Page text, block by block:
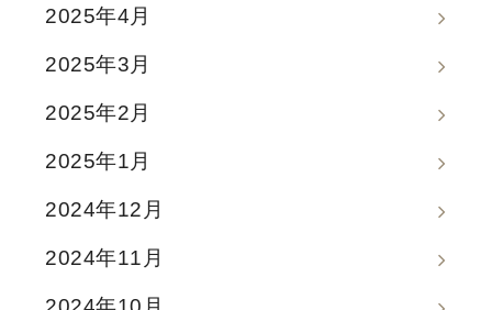
2025年4月
2025年3月
2025年2月
2025年1月
2024年12月
2024年11月